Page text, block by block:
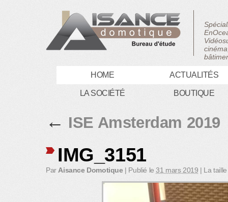
HOME ACTUALITÉS
LA SOCIÉTÉ BOUTIQUE
← ISE Amsterdam 2019
IMG_3151
Par Aisance Domotique | Publié le 31 mars 2019 | La